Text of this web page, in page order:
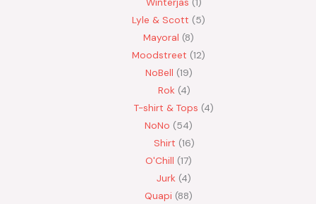
Lyle & Scott
5
Mayoral 8
Moodstreet 12
NoBell 19
Rok 4
T-shirt & Tops 4
NoNo
54
Shirt 16
O'Chill 17
Jurk 4
Quapi 88